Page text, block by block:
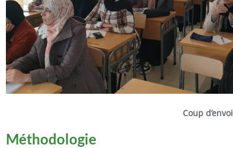
Coup
Méthodologie